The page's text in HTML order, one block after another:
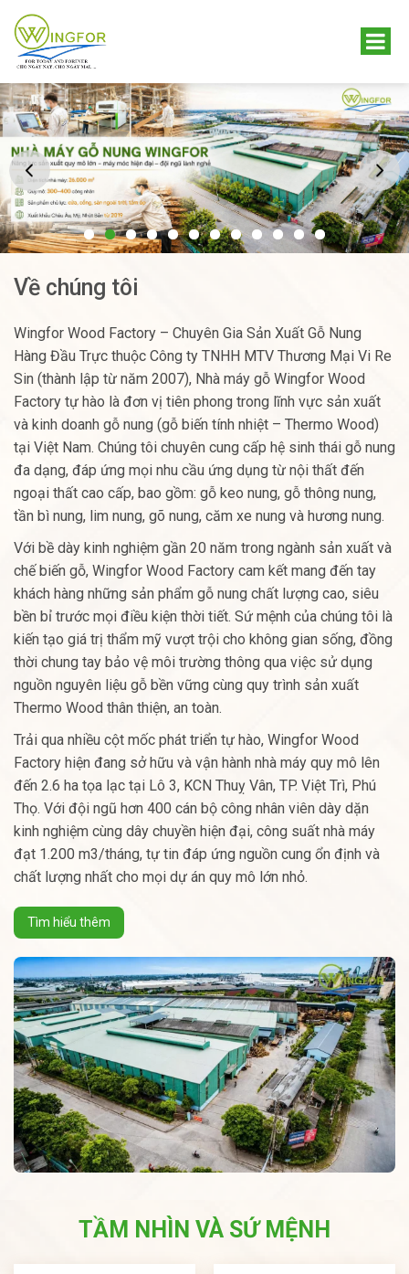
Về chúng tôi
Wingfor Wood Factory – Chuyên Gia Sản Xuất Gỗ Nung
Hàng Đầu Trực thuộc Công ty TNHH MTV Thương Mại Vi Re
Sin (thành lập từ năm 2007), Nhà máy gỗ Wingfor Wood
Factory tự hào là đơn vị tiên phong trong lĩnh vực sản xuất
và kinh doanh gỗ nung (gỗ biến tính nhiệt – Thermo Wood)
tại Việt Nam. Chúng tôi chuyên cung cấp hệ sinh thái gỗ nung
đa dạng, đáp ứng mọi nhu cầu ứng dụng từ nội thất đến
ngoại thất cao cấp, bao gồm: gỗ keo nung, gỗ thông nung,
tần bì nung, lim nung, gõ nung, căm xe nung và hương nung.
Với bề dày kinh nghiệm gần 20 năm trong ngành sản xuất và
chế biến gỗ, Wingfor Wood Factory cam kết mang đến tay
khách hàng những sản phẩm gỗ nung chất lượng cao, siêu
bền bỉ trước mọi điều kiện thời tiết. Sứ mệnh của chúng tôi là
kiến tạo giá trị thẩm mỹ vượt trội cho không gian sống, đồng
thời chung tay bảo vệ môi trường thông qua việc sử dụng
nguồn nguyên liệu gỗ bền vững cùng quy trình sản xuất
Thermo Wood thân thiện, an toàn.
Trải qua nhiều cột mốc phát triển tự hào, Wingfor Wood
Factory hiện đang sở hữu và vận hành nhà máy quy mô lên
đến 2.6 ha tọa lạc tại Lô 3, KCN Thuỵ Vân, TP. Việt Trì, Phú
Thọ. Với đội ngũ hơn 400 cán bộ công nhân viên dày dặn
kinh nghiệm cùng dây chuyền hiện đại, công suất nhà máy
đạt 1.200 m3/tháng, tự tin đáp ứng nguồn cung ổn định và
chất lượng nhất cho mọi dự án quy mô lớn nhỏ.
Tìm hiểu thêm
TẦM NHÌN VÀ SỨ MỆNH